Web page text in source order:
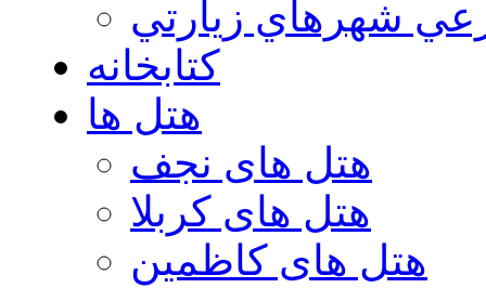
شهرهاي زيارتي
کتابخانه
هتل ها
هتل های نجف
هتل های کربلا
هتل های کاظمین